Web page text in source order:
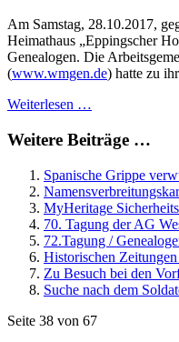
Am Samstag, 28.10.2017,
Heimathaus „Eppingscher
Genealogen. Die
(www.wmgen.de) hatte zu
Weiterlesen …
Weitere Beiträge …
Spanische Grippe
MyHeritage
70. Tagung der AG
72.Tagung /
Historischen
Zu Besuch bei den
Suche nach dem
Seite 38 von 67